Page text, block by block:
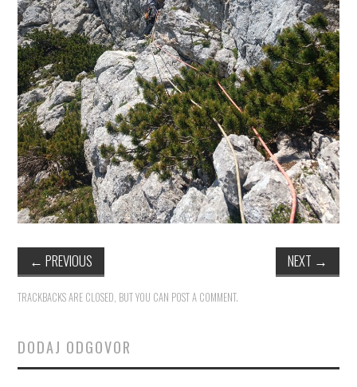
← PREVIOUS NEXT →
TRACKBACKS ARE CLOSED, BUT YOU CAN POST A COMMENT.
DODAJ ODGOVOR